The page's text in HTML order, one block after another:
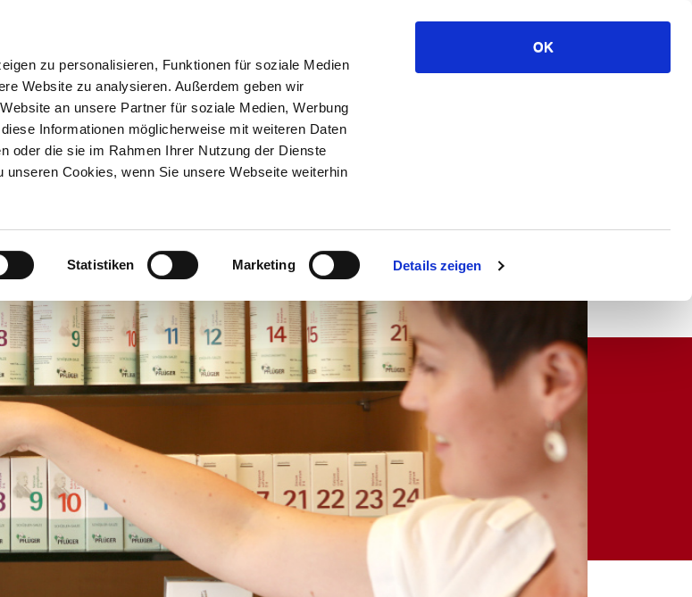
zu personalisieren, Funktionen für soziale Medien
Website zu analysieren. Außerdem geben wir
an unsere Partner für soziale Medien, Werbung
Informationen möglicherweise mit weiteren Daten
oder die sie im Rahmen Ihrer Nutzung der Dienste
Cookies, wenn Sie unsere Webseite weiterhin
Statistiken Marketing Details zeigen
OK
Rufen Sie uns einfach an!
Telefon 09941 - 9429 0
Medizin
(TCM)
Bestellungen
Infos für
Infos für
Bestandteile
Forum
Mischungen
Tee
Bücher
Apothekenkosmetik
Kosmetik-
Behandlungen
Marken
LaRoche-Posay
Eucerin
Aromatherapie
eRezept